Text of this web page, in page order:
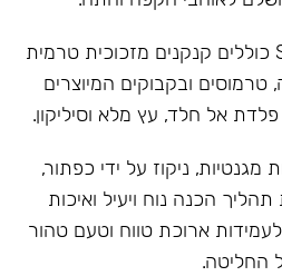
המוצרים של Samadoyo כוללים קנקנים מזכוכית טרמית
ובקבוקים המיוצרים
פלדת אל חלד, עץ מלא וסיליקון.
מגנטיות, ניקוז על ידי כפתור,
הכנה נוח ויעיל ואיכות
ארוכת טווח וטעם טהור
החליטה.